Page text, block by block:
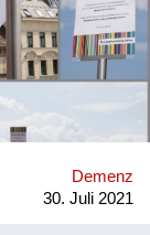
Die Plattform
spannt,
Mit
Bezirke.
INITIATIVE?
Wiener
Demenz
30. Juli 2021